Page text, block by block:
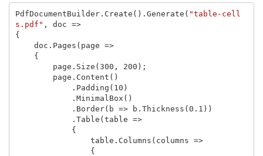
PdfDocumentBuilder. Create (). Generate ( "table-cell
s.pdf" , doc =>
{
doc . Pages ( page =>
{
page . Size ( 300 , 200 );
page . Content ()
. Padding ( 10 )
. MinimalBox ()
. Border( b => b . Thickness ( 0.1 ))
. Table ( table =>
{
table . Columns ( columns =>
{